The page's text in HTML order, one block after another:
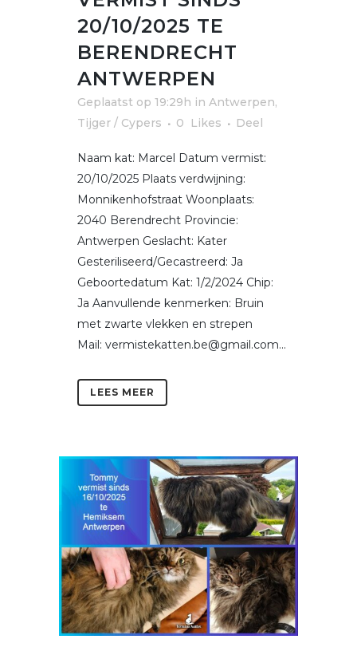
20/10/2025 TE
BERENDRECHT
ANTWERPEN
Geplaatst op 19:29h in Antwerpen,
Tijger / Cypers
0 Likes Deel
Naam kat: Marcel Datum vermist:
20/10/2025 Plaats verdwijning:
Monnikenhofstraat Woonplaats:
2040 Berendrecht Provincie:
Antwerpen Geslacht: Kater
Gesteriliseerd/Gecastreerd: Ja
Geboortedatum Kat: 1/2/2024 Chip:
Ja Aanvullende kenmerken: Bruin
met zwarte vlekken en strepen
Mail: vermistekatten.be@gmail.com...
LEES MEER